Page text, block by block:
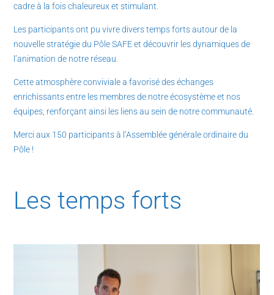
cadre à la fois chaleureux et stimulant.
Les participants ont pu vivre divers temps forts autour de la
nouvelle stratégie du Pôle SAFE et découvrir les dynamiques de
l’animation de notre réseau.
Cette atmosphère conviviale a favorisé des échanges
enrichissants entre les membres de notre écosystème et nos
équipes, renforçant ainsi les liens au sein de notre communauté.
Merci aux 150 participants à l’Assemblée générale ordinaire du
Pôle !
Les temps forts